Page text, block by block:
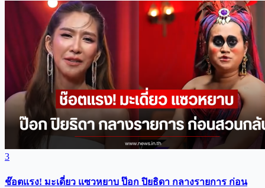
3
ช๊อตแรง! มะเดี่ยว แซวหยาบ ป๊อก ปิยธิดา กลางรายการ ก่อน